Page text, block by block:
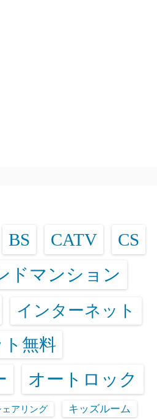
BS CATV CS
ドマンション
インターネット
無料
オートロック
ェアリング キッズルーム